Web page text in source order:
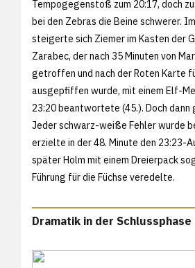
Tempogegenstoß zum 20:17, doch
bei den Zebras die Beine schwerer.
steigerte sich Ziemer im Kasten der
Zarabec, der nach 35 Minuten von
getroffen und nach der Roten Karte
ausgepfiffen wurde, mit einem Elf-
23:20 beantwortete (45.). Doch dann
Jeder schwarz-weiße Fehler wurde
erzielte in der 48. Minute den 23:23-
später Holm mit einem Dreierpack
Führung für die Füchse veredelte.
Dramatik in der Schlussphase